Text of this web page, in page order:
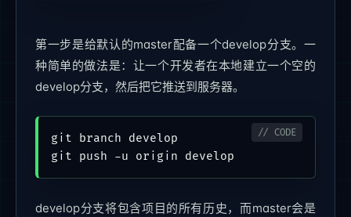
第一步是给默认的master配备一个develop分支。一
种简单的做法是：让一个开发者在本地建立一个空的
develop分支，然后把它推送到服务器。
git branch develop
develop分支将包含项目的所有历史，而master会是